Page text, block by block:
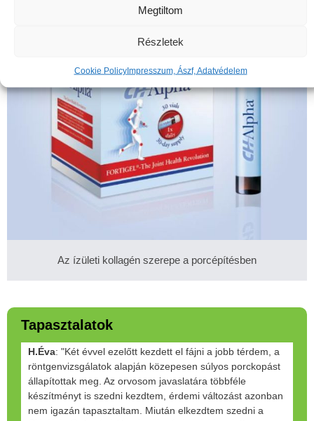
Megtiltom
Részletek
Cookie PolicyImpresszum, Ászf, Adatvédelem
Az ízületi kollagén szerepe a porcépítésben
Tapasztalatok
H.Éva: "Két évvel ezelőtt kezdett el fájni a jobb térdem, a
röntgenvizsgálatok alapján közepesen súlyos porckopást
állapítottak meg. Az orvosom javaslatára többféle
készítményt is szedni kezdtem, érdemi változást azonban
nem igazán tapasztaltam. Miután elkezdtem szedni a